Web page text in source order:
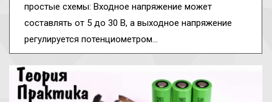
простые схемы: Входное напряжение может
составлять от 5 до 30 В, а выходное напряжение
регулируется потенциометром…